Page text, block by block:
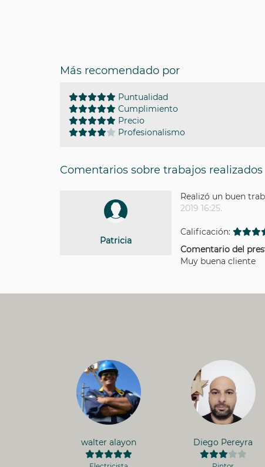
Más recomendado por
Puntualidad
Cumplimiento
Precio
Profesionalismo
Comentarios sobre trabajos realizados
Patricia
Realizó un buen
2019 16:25.
Calificación:
Comentario del
Muy buena cliente
walter alayon Diego Pereyra